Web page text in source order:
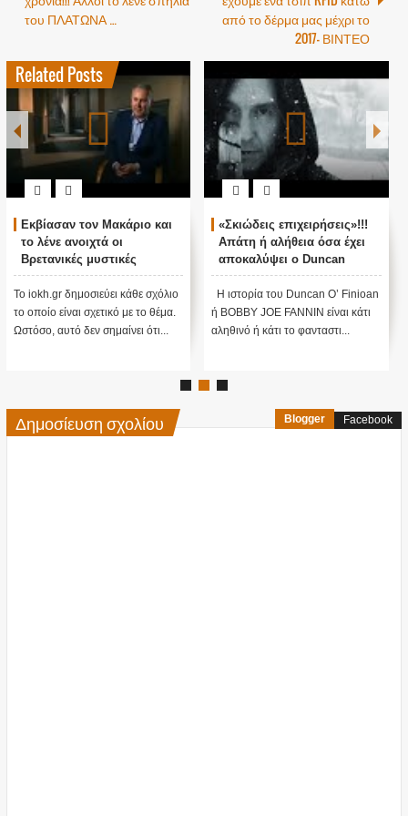
του ΠΛΑΤΩΝΑ …
από το δέρμα μας μέχρι το
2017- ΒΙΝΤΕΟ
Related Posts
Εκβίασαν τον Μακάριο και
το λένε ανοιχτά οι
Βρετανικές μυστικές
υπηρεσίες...
Το iokh.gr δημοσιεύει κάθε σχόλιο
το οποίο είναι σχετικό με το θέμα.
Ωστόσο, αυτό δεν σημαίνει ότι...
«Σκιώδεις επιχειρήσεις»!!!
Απάτη ή αλήθεια όσα έχει
αποκαλύψει ο Duncan
O’Finioan ;;;
Η ιστορία του Duncan O’ Finioan
ή BOBBY JOE FANNIN είναι κάτι
αληθινό ή κάτι το φανταστι...
Δημοσίευση σχολίου Blogger Facebook